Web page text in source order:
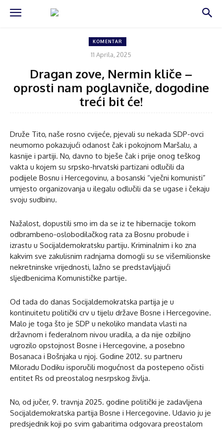
KOMENTAR
11 Aprila, 2025
Dragan zove, Nermin kliče –
oprosti nam poglavniče, dogodine
treći bit će!
Druže Tito, naše rosno cvijeće, pjevali su nekada SDP-ovci
neumorno pokazujući odanost čak i pokojnom Maršalu, a
kasnije i partiji. No, davno to bješe čak i prije onog teškog
vakta u kojem su srpsko-hrvatski partizani odlučili da
podijele Bosnu i Hercegovinu, a bosanski “vječni komunisti”
umjesto organizovanja u ilegalu odlučili da se ugase i čekaju
svoju sudbinu.
Nažalost, dopustili smo im da se iz te hibernacije tokom
odbrambeno-oslobodilačkog rata za Bosnu probude i
izrastu u Socijaldemokratsku partiju. Kriminalnim i ko zna
kakvim sve zakulisnim radnjama domogli su se višemilionske
nekretninske vrijednosti, lažno se predstavljajući
sljedbenicima Komunističke partije.
Od tada do danas Socijaldemokratska partija je u
kontinuitetu politički crv u tijelu države Bosne i Hercegovine.
Malo je toga što je SDP u nekoliko mandata vlasti na
državnom i federalnom nivou uradila, a da nije ozbiljno
ugrozilo opstojnost Bosne i Hercegovine, a posebno
Bosanaca i Bošnjaka u njoj. Godine 2012. su partneru
Miloradu Dodiku isporučili mogućnost da postepeno očisti
entitet Rs od preostalog nesrpskog življa.
No, od jučer, 9. travnja 2025. godine politički je zadavljena
Socijaldemokratska partija Bosne i Hercegovine. Udavio ju je
predsjednik koji po svim gabaritima odgovara preostalom